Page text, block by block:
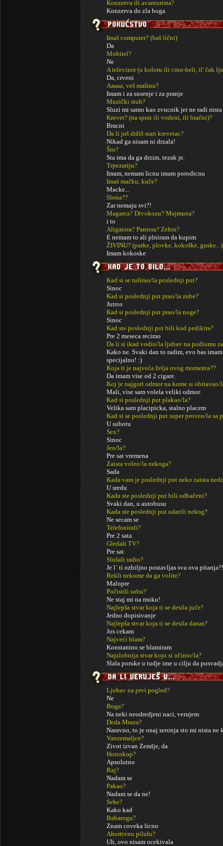
Konzerva ili avanturista?
Konzerva do zla boga
Imaš computer? (baš lični)
Da
Mobitel?
Ne
A televizor (u koloru ili crno-beli, il' čak
Da, crveni
Aaaaa, veš mašinu?
Imam i za susenje i za pranje
Muzički stub?
Sluzi mi samo kao zvucnik jer ne radi
Krevet? (na sprat ili vodeni, ili bračni)?
Bracni
Da li još držiš stari krevetac?
Nikad ga nisam ni drzala!
Što?
Sta ima da ga drzim, tezak je.
Trpezariju?
Imam, nemam licnu imam porodicnu
Imaš mačku, kuče?
Macke...
Slona??
Zar nemaju svi?!
Magarca? Divokozu? Majmuna?
i to
Aligatora? Pantera? Zebru?
E nemam to ali plniram da kupim
ŽIVINU? (patke, plovke, kokoške,
Imam kokoske
Kad si se tuširao/la poslednji put?
Sinoc
Kad si poslednji put prao/la zube?
Jutros
Kad si poslednji put prao/la noge?
Sinoc
Kad ste poslednji put bili kod pedikira?
Pre 2 meseca recimo
Da li si ikad vodio/la ljubav na podiumu
Kako ne. Svaki dan to radim, evo bas
specijalno! :)
Koja ti je najveća želja ovog momenta??
Da imam vise od 2 cigare.
Koj je najgori odmor na kome si obitavao/
Mali, vise sam volela veliki odmor.
Kad si poslednji put plakao/la?
Velika sam placipicka, stalno placem
Kad si se poslednji put super proveo/la sa
U subotu
Sex?
Sinoc
Jeo/la?
Pre sat vremena
Zaista voleo/la nekoga?
Sada
Kada vam je poslednji put neko zaista
U sredu
Kada ste poslednji put bili odbačeni?
Svaki dan, u autobusu
Kada ste poslednji put udarili nekog?
Ne secam se
Telefonirali?
Pre 2 sata
Gledali TV?
Pre sat
Slušali radio?
Je l` ti ozbiljno postavljas sva ova pitanja?!
Rekli nekome da ga volite?
Malopre
Počistili sobu?
Ne staj mi na muku!
Najlepša stvar koja ti se desila juče?
Jedno dopisivanje
Najlepša stvar koja ti se desila danas?
Jos cekam
Najveći blam?
Konstantno se blamiram
Najzlobnija stvar koju si učinio/la?
Slala poruke u tudje ime u cilju da
Ljubav na prvi pogled?
Ne
Boga?
Na neki neodredjeni naci, verujem
Deda Mraza?
Naravno, to je onaj seronja sto mi nista ne
Vanzemaljce?
Zivot izvan Zemlje, da
Horoskop?
Apsolutno
Raj?
Nadam se
Pakao?
Nadam se da ne!
Sebe?
Kako kad
Babarogu?
Znam coveka licno
Abortivnu pilulu?
Uh, ovo nisam ocekivala